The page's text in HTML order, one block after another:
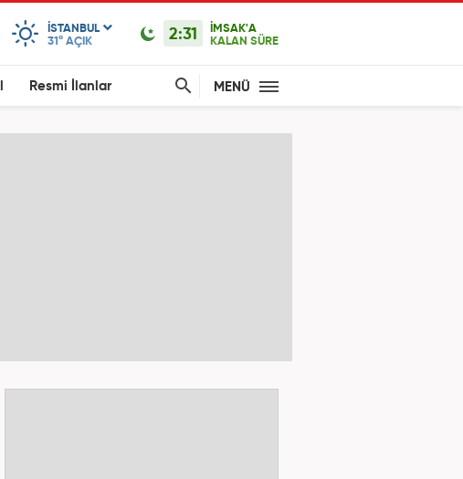
ISTANBUL
31° AÇIK 2:31
İMSAK'A
KALAN SÜRE
Resmi İlanlar MENÜ